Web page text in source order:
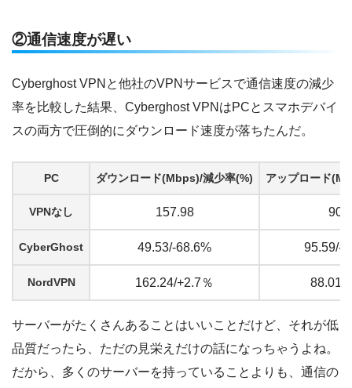
②通信速度が遅い
Cyberghost VPNと他社のVPNサービスで通信速度の減少
率を比較した結果、Cyberghost VPNはPCとスマホデバイ
スの両方で圧倒的にダウンロード速度が落ちたんだ。
PC ダウンロード(Mbps)/減少率(%) アップロード
VPNなし 157.98
CyberGhost 49.53/-68.6% 95.59/-
NordVPN 162.24/+2.7％ 88.01/-
サーバーがたくさんあることはいいことだけど、それが低
品質だったら、ただの見栄えだけの話になっちゃうよね。
だから、多くのサーバーを持っていることよりも、通信の